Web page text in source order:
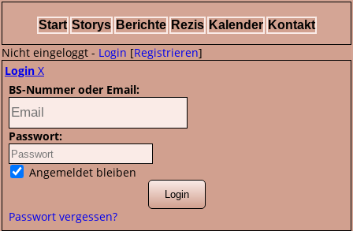
Start Storys Berichte Rezis Kalender Kontakt
Nicht eingeloggt - Login [Registrieren]
Login X
BS-Nummer oder Email:
Passwort:
Angemeldet bleiben
Passwort vergessen?